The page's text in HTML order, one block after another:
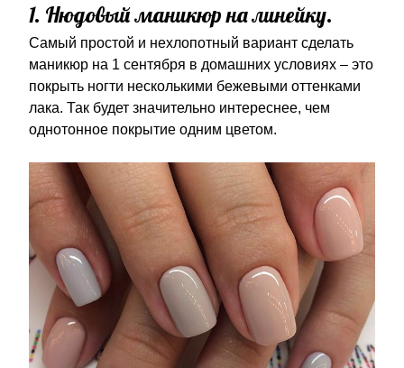
1. Нюдовый маникюр на линейку.
Самый простой и нехлопотный вариант сделать
маникюр на 1 сентября в домашних условиях – это
покрыть ногти несколькими бежевыми оттенками
лака. Так будет значительно интереснее, чем
однотонное покрытие одним цветом.